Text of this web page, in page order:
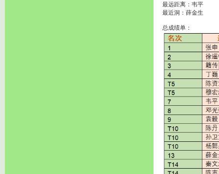
最远距离：韦平
最近洞：薛金生
总成绩单：